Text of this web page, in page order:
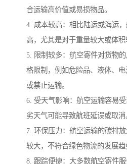
合运输高价值或易损物品。
4. 成本较高：相比陆运或海运
高，尤其是对于重量较大或体积
5. 限制较多：航空寄件对货物
格限制，例如危险品、液体、
或禁止运输。
6. 受天气影响：航空运输容易
劣天气可能导致航班延误或取消
7. 环保压力：航空运输的碳排
较大，不符合绿色物流的发展趋
8. 跟踪便捷：大多数航空寄件服